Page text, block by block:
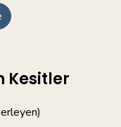
Kesitler